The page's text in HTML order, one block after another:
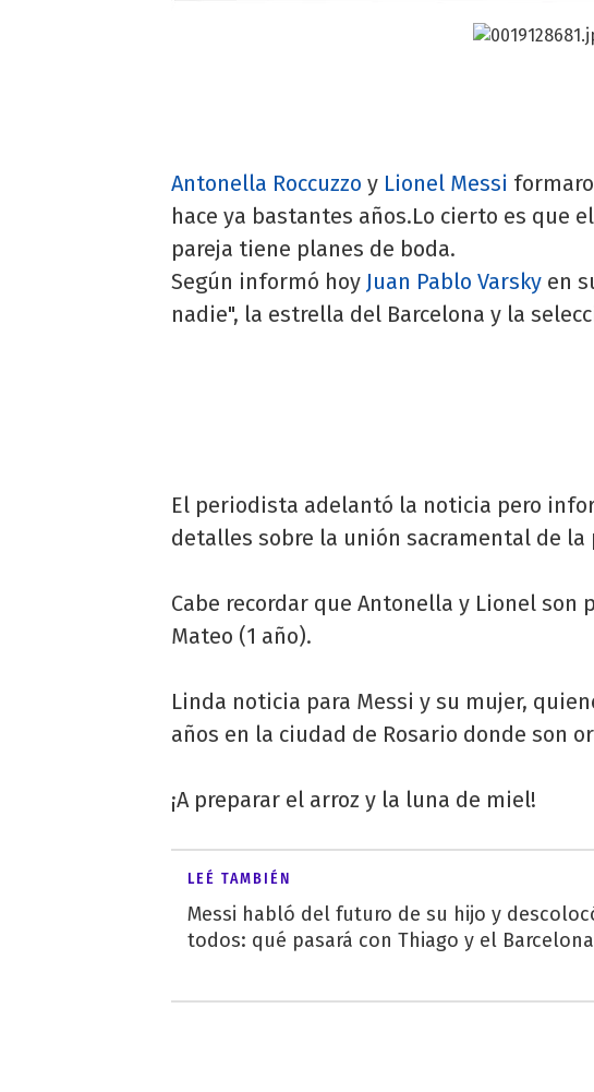
Antonella Roccuzzo y Lionel Messi
hace ya bastantes años.Lo cierto es que
pareja tiene planes de boda.
Según informó hoy Juan Pablo Varsky en
nadie", la estrella del Barcelona y la
El periodista adelantó la noticia pero
detalles sobre la unión sacramental de la
Cabe recordar que Antonella y Lionel son
Mateo (1 año).
Linda noticia para Messi y su mujer,
años en la ciudad de Rosario donde son
¡A preparar el arroz y la luna de miel!
LEÉ TAMBIÉN
Messi habló del futuro de su hijo y
todos: qué pasará con Thiago y el Barcelona